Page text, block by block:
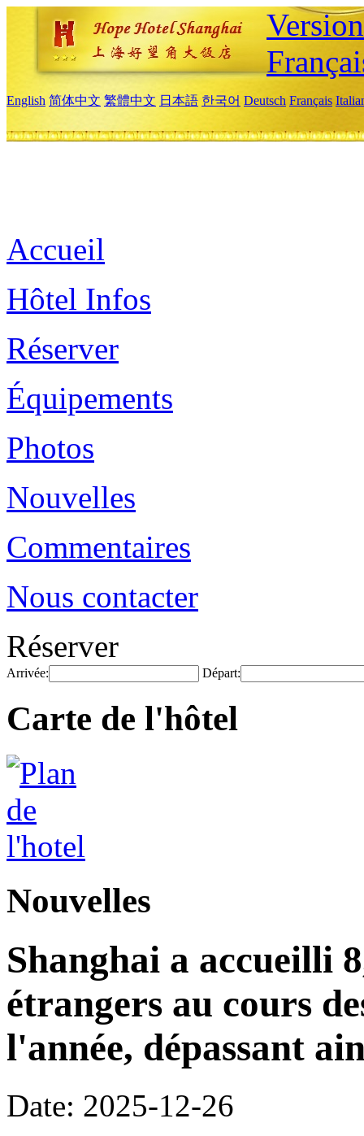
English 简体中文 繁體中文 日本語 한국어 Deutsch Français
Accueil
Hôtel Infos
Réserver
Équipements
Photos
Nouvelles
Commentaires
Nous contacter
Réserver
Arrivée: Départ:
Carte de l'hôtel
Nouvelles
Shanghai a accueilli
étrangers au cours
l'année, dépassant
Date: 2025-12-26